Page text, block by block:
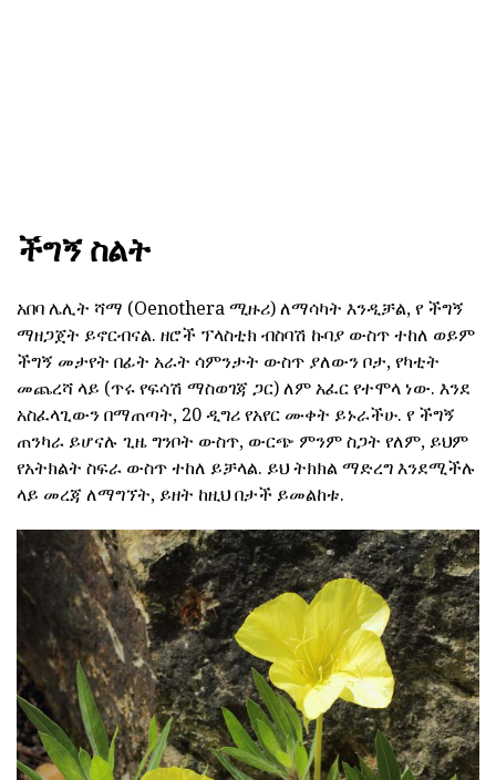
ችግኝ ስልት
አበባ ሌሊት ሻማ (Oenothera ሚዙሪ) ለማሳካት እንዲቻል, የ ችግኝ
ማዘጋጀት ይኖርብናል. ዘሮች ፕላስቲክ ብስባሽ ኩባያ ውስጥ ተከለ ወይም
ችግኝ መታየት በፊት አራት ሳምንታት ውስጥ ያለውን ቦታ, የካቲት
መጨረሻ ላይ (ጥሩ የፍሳሽ ማስወገጃ ጋር) ለም አፈር የተሞላ ነው. እንደ
አስፈላጊውን በማጠጣት, 20 ዲግሪ የአየር ሙቀት ይኑራችሁ. የ ችግኝ
ጠንካራ ይሆናሉ ጊዜ ግንቦት ውስጥ, ውርጭ ምንም ስጋት የለም, ይህም
የአትክልት ስፍራ ውስጥ ተከለ ይቻላል. ይህ ትክክል ማድረግ እንደሚችሉ
ላይ መረጃ ለማግኘት, ይዘት ከዚህ በታች ይመልከቱ.